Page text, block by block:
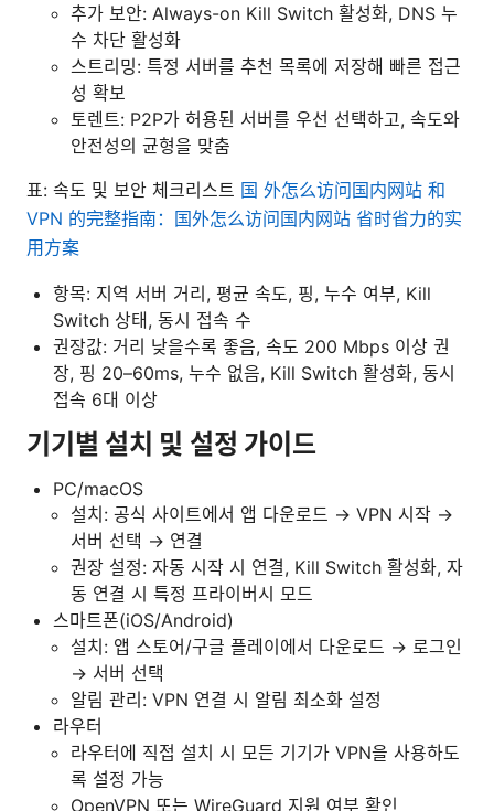
추가 보안: Always-on Kill Switch 활성화, DNS 누
수 차단 활성화
스트리밍: 특정 서버를 추천 목록에 저장해 빠른 접근
성 확보
토렌트: P2P가 허용된 서버를 우선 선택하고, 속도와
안전성의 균형을 맞춤
표: 속도 및 보안 체크리스트 国 外怎么访问国内网站 和
VPN 的完整指南：国外怎么访问国内网站 省时省力的实
用方案
항목: 지역 서버 거리, 평균 속도, 핑, 누수 여부, Kill
Switch 상태, 동시 접속 수
권장값: 거리 낮을수록 좋음, 속도 200 Mbps 이상 권
장, 핑 20–60ms, 누수 없음, Kill Switch 활성화, 동시
접속 6대 이상
기기별 설치 및 설정 가이드
PC/macOS
설치: 공식 사이트에서 앱 다운로드 → VPN 시작 →
서버 선택 → 연결
권장 설정: 자동 시작 시 연결, Kill Switch 활성화, 자
동 연결 시 특정 프라이버시 모드
스마트폰(iOS/Android)
설치: 앱 스토어/구글 플레이에서 다운로드 → 로그인
→ 서버 선택
알림 관리: VPN 연결 시 알림 최소화 설정
라우터
라우터에 직접 설치 시 모든 기기가 VPN을 사용하도
록 설정 가능
OpenVPN 또는 WireGuard 지원 여부 확인